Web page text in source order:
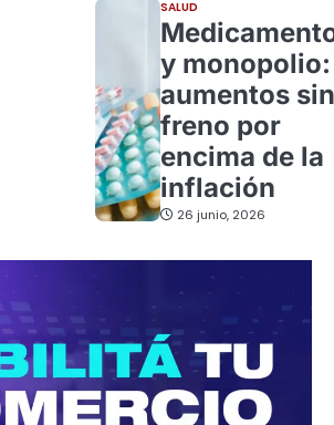
SALUD
y monopolio:
aumentos sin
freno por
encima de la
inflación
26 junio, 2026